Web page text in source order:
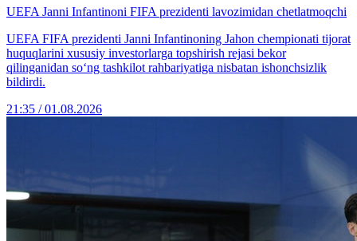
UEFA Janni Infantinoni FIFA prezidenti lavozimidan chetlatmoqchi
UEFA FIFA prezidenti Janni Infantinoning Jahon chempionati tijorat
huquqlarini xususiy investorlarga topshirish rejasi bekor
qilinganidan so‘ng tashkilot rahbariyatiga nisbatan ishonchsizlik
bildirdi.
21:35 / 01.08.2026